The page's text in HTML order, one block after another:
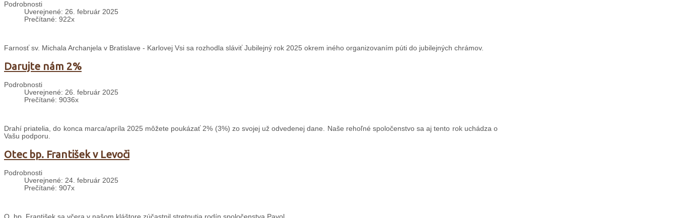
Podrobnosti
Uverejnené: 26. február 2025
Prečítané: 922x
Farnosť sv. Michala Archanjela v Bratislave - Karlovej Vsi sa rozhodla sláviť Jubilejný rok 2025 okrem iného organizovaním púti do jubilejných chrámov.
Darujte nám 2%
Podrobnosti
Uverejnené: 26. február 2025
Prečítané: 9036x
Drahí priatelia, do konca marca/apríla 2025 môžete poukázať 2% (3%) zo svojej už odvedenej dane. Naše rehoľné spoločenstvo sa aj tento rok uchádza o
Vašu podporu.
Otec bp. František v Levoči
Podrobnosti
Uverejnené: 24. február 2025
Prečítané: 907x